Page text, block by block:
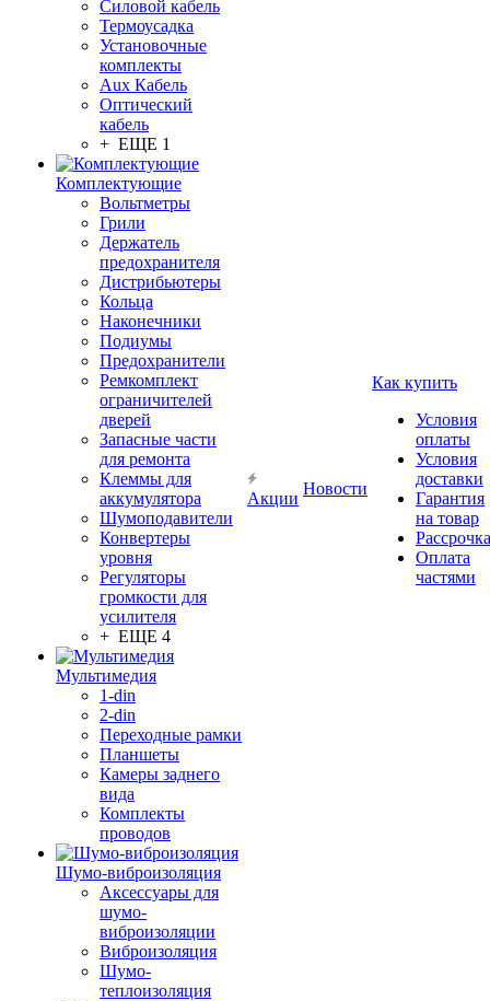
Силовой кабель
Термоусадка
Установочные
комплекты
Aux Кабель
Оптический
кабель
+ ЕЩЕ 1
Комплектующие
Вольтметры
Грили
Держатель
предохранителя
Дистрибьютеры
Кольца
Наконечники
Подиумы
Предохранители
Ремкомплект
ограничителей
дверей
Запасные части
для ремонта
Клеммы для
аккумулятора
Шумоподавители
Конвертеры
уровня
Регуляторы
громкости для
усилителя
+ ЕЩЕ 4
Мультимедия
1-din
2-din
Переходные рамки
Планшеты
Камеры заднего
вида
Комплекты
проводов
Шумо-виброизоляция
Аксессуары для
шумо-
виброизоляции
Виброизоляция
Шумо-
теплоизоляция
Акции
Новости
Как купить
Условия
оплаты
Условия
доставки
Гарантия
на товар
Рассрочка
Оплата
частями